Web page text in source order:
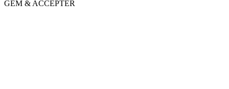
GEM & ACCEPTÈR